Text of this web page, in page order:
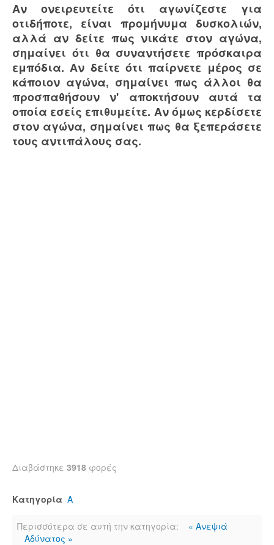
Αν ονειρευτείτε ότι αγωνίζεστε για
οτιδήποτε, είναι προμήνυμα δυσκολιών,
αλλά αν δείτε πως νικάτε στον αγώνα,
σημαίνει ότι θα συναντήσετε πρόσκαιρα
εμπόδια. Αν δείτε ότι παίρνετε μέρος σε
κάποιον αγώνα, σημαίνει πως άλλοι θα
προσπαθήσουν ν' αποκτήσουν αυτά τα
οποία εσείς επιθυμείτε. Αν όμως κερδίσετε
στον αγώνα, σημαίνει πως θα ξεπεράσετε
τους αντιπάλους σας.
Διαβάστηκε 3918 φορές
Κατηγορία Α
Περισσότερα σε αυτή την κατηγορία:
« Ανεψιά
Αδύνατος »